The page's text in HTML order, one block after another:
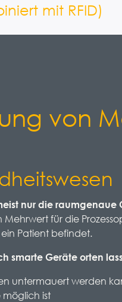
mit RFID)
von
nur die raumgenaue
für die
Patient befindet.
smarte Geräte orten
untermauert werden
ist